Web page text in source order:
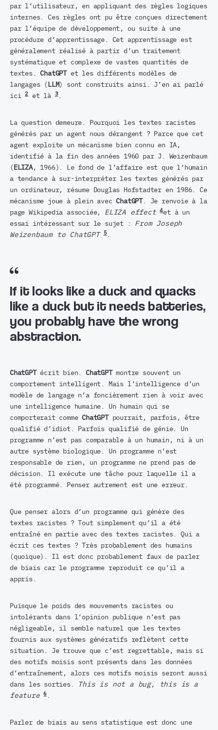
par l’utilisateur, en appliquant des règles logiques
internes. Ces règles ont pu être conçues directement
par l’équipe de développement, ou suite à une
procédure d’apprentissage. Cet apprentissage est
généralement réalisé à partir d’un traitement
systématique et complexe de vastes quantités de
textes. ChatGPTet les différents modèles de
langages ( LLM) sont construits ainsi. J’en ai parlé
ici2 et là3.
La question demeure. Pourquoi les textes racistes
générés par un agent nous dérangent ? Parce que cet
agent exploite un mécanisme bien connu en IA,
identifié à la fin des années 1960 par J. Weizenbaum
( ELIZA, 1966). Le fond de l’affaire est que l’humain
a tendance à sur-interpréter les textes générés par
un ordinateur, résume Douglas Hofstadter en 1986. Ce
mécanisme joue à plein avec ChatGPT. Je renvoie à la
page Wikipedia associée, ELIZA effect 4et à un
essai intéressant sur le sujet : From Joseph
Weizenbaum to ChatGPT
5.
If it looks like a duck and quacks
like a duck but it needs batteries,
you probably have the wrong
abstraction.
ChatGPTécrit bien. ChatGPTmontre souvent un
comportement intelligent. Mais l’intelligence d’un
modèle de langage n’a foncièrement rien à voir avec
une intelligence humaine. Un humain qui se
comporterait comme ChatGPTpourrait, parfois, être
qualifié d’idiot. Parfois qualifié de génie. Un
programme n’est pas comparable à un humain, ni à un
autre système biologique. Un programme n’est
responsable de rien, un programme ne prend pas de
décision. Il exécute une tâche pour laquelle il a
été programmé. Penser autrement est une erreur.
Que penser alors d’un programme qui génère des
textes racistes ? Tout simplement qu’il a été
entraîné en partie avec des textes racistes. Qui a
écrit ces textes ? Très probablement des humains
(quoique). Il est donc probablement faux de parler
de biais car le programme reproduit ce qu’il a
appris.
Puisque le poids des mouvements racistes ou
intolérants dans l’opinion publique n’est pas
négligeable, il semble naturel que les textes
fournis aux systèmes génératifs reflètent cette
situation. Je trouve que c’est regrettable, mais si
des motifs moisis sont présents dans les données
d’entraînement, alors ces motifs moisis seront aussi
dans les sorties.
This is not a bug, this is a
feature
6.
Parler de biais au sens statistique est donc une